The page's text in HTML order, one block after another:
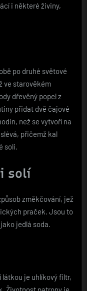
i některé živiny,
po druhé světové
ve starověkém
dřevěný popel z
přidat dvě čajové
než se vytvoří na
přičemž kal
soli.
solí
změkčování, jež
praček. Jsou to
jedlá soda.
látkou je uhlíkový filtr,